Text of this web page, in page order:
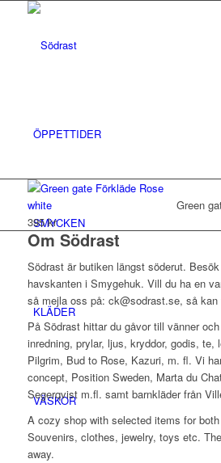
ÖPPETTIDER
SMYCKEN
KLÄDER
VÄSKOR
Green
395 kr
Om Södrast
Södrast är butiken längst söderut.
havskanten i Smygehuk. Vill du ha en
så mejla oss på: ck@sodrast.se, så
På Södrast hittar du gåvor till vänner
inredning, prylar, ljus, kryddor, godis, te,
Pilgrim, Bud to Rose, Kazuri, m. fl. Vi
concept, Position Sweden, Marta du
Segerqvist m.fl. samt barnkläder från
A cozy shop with selected items for
Souvenirs, clothes, jewelry, toys etc.
away.